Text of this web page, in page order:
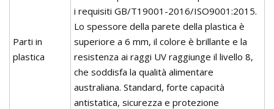
Parti in
plastica
i requisiti GB/T19001-2016/ISO9001:2015.
Lo spessore della parete della plastica è
superiore a 6 mm, il colore è brillante e la
resistenza ai raggi UV raggiunge il livello 8,
che soddisfa la qualità alimentare
australiana. Standard, forte capacità
antistatica, sicurezza e protezione